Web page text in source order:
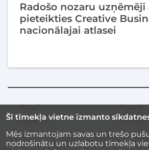
Radošo nozaru
pieteikties Creative
nacionālajai atlasei
Šī tīmekļa vietne izmanto
Mēs izmantojam savas un trešo
nodrošinātu un uzlabotu tīmekļa
Sekundārā
izvēlne
Aktuāli
Pasākumi
Iedvesmas stāsti
Resursi
Kontakti